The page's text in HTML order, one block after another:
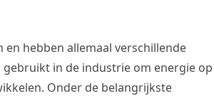
hebben allemaal verschillende
in de industrie om energie op
Onder de belangrijkste